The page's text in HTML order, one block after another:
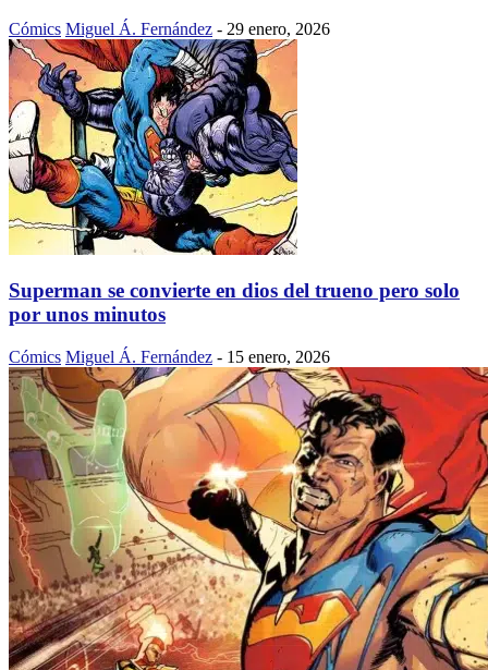
Cómics Miguel Á. Fernández - 29 enero, 2026
Superman se convierte en dios del trueno pero solo
por unos minutos
Cómics Miguel Á. Fernández - 15 enero, 2026